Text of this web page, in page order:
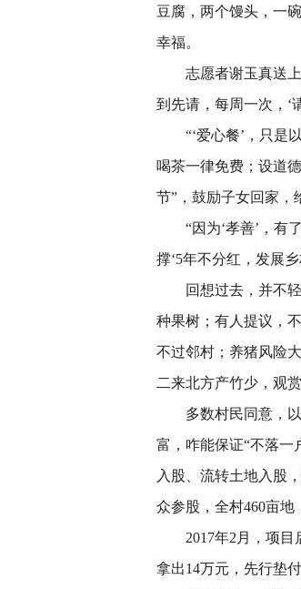
豆腐，两个馒头，一
幸福。
志愿者谢玉真送上
到先请，每周一次，‘
“‘爱心餐’，只是以
喝茶一律免费；设道
节”，鼓励子女回家，
“因为‘孝善’，有了
撑‘5年不分红，发展乡
回想过去，并不轻
种果树；有人提议，
不过邻村；养猪风险
二来北方产竹少，观
多数村民同意，以
富，咋能保证“不落一
入股、流转土地入股
众参股，全村460亩地
2017年2月，项目启
拿出14万元，先行垫